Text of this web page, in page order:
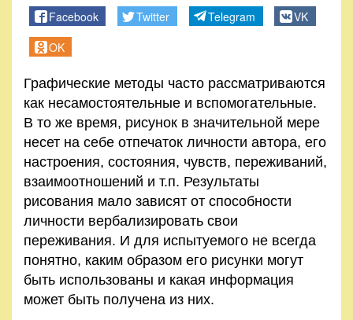
Магазин
Карта
Личный
кабинет
Контакты
Правила
условия
Политика
конфиденциальности
Facebook Twitter Telegram
VK
OK
Графические методы часто рассматриваются
как несамостоятельные и вспомогательные.
В то же время, рисунок в значительной мере
несет на себе отпечаток личности автора, его
настроения, состояния, чувств, переживаний,
взаимоотношений и т.п. Результаты
рисования мало зависят от способности
личности вербализировать свои
переживания. И для испытуемого не всегда
понятно, каким образом его рисунки могут
быть использованы и какая информация
может быть получена из них.